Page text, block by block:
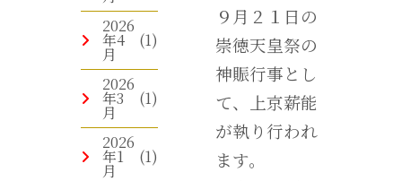
2026
年4
月
(1)
2026
年3
月
(1)
2026
年1
月
(1)
９月２１日の
崇徳天皇祭の
神賑行事とし
て、上京薪能
が執り行われ
ます。